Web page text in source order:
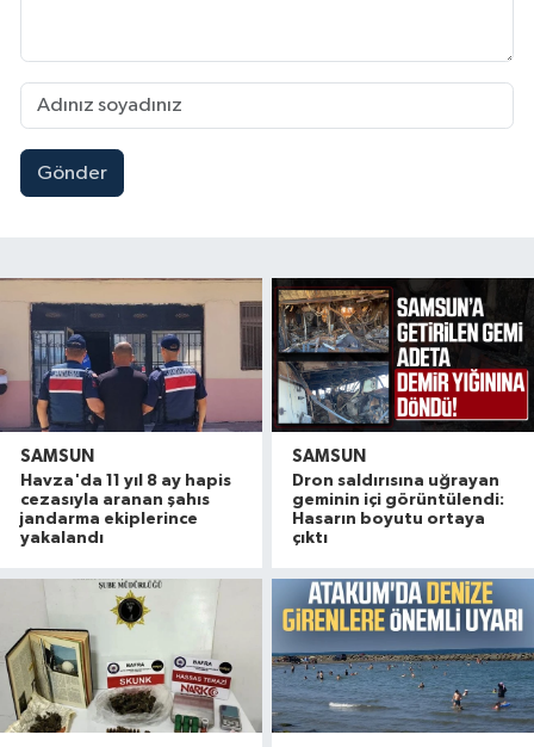
Gönder
SAMSUN
Havza'da 11 yıl 8 ay hapis
cezasıyla aranan şahıs
jandarma ekiplerince
yakalandı
SAMSUN
Dron saldırısına uğrayan
geminin içi görüntülendi:
Hasarın boyutu ortaya
çıktı